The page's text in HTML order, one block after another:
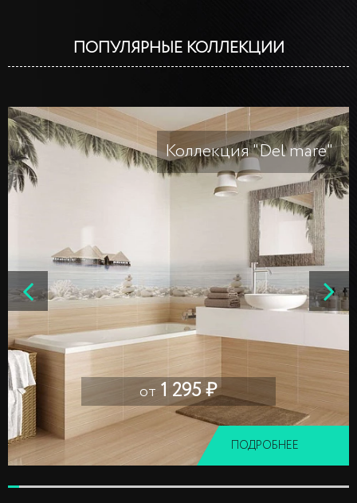
ПОПУЛЯРНЫЕ КОЛЛЕКЦИИ
Коллекция "Del mare"
от 1 295 ₽
ПОДРОБНЕЕ